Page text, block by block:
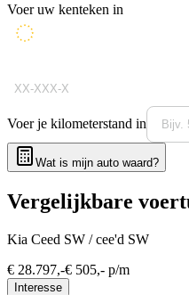
Voer uw kenteken in
Voer je kilometerstand in
Wat is mijn auto waard?
Vergelijkbare
Kia Ceed SW / cee'd SW
€ 28.797,-€ 505,- p/m
Interesse